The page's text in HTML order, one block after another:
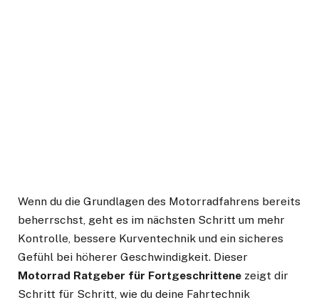
Wenn du die Grundlagen des Motorradfahrens bereits
beherrschst, geht es im nächsten Schritt um mehr
Kontrolle, bessere Kurventechnik und ein sicheres
Gefühl bei höherer Geschwindigkeit. Dieser
Motorrad Ratgeber für Fortgeschrittene zeigt dir
Schritt für Schritt, wie du deine Fahrtechnik